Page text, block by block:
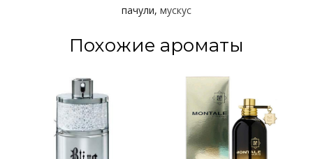
пачули мускус
Похожие ароматы